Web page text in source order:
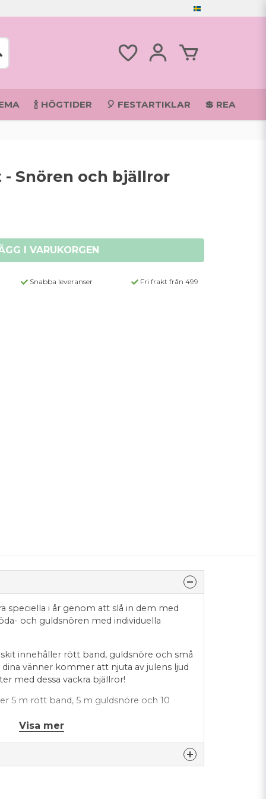
🍾 HÖGTIDER 🎈 FESTARTIKLAR 💲 REA
Snören och bjällror
I VARUKORGEN
Snabba leveranser Fri frakt från 499
speciella i år genom att slå in dem med
och guldsnören med individuella
innehåller rött band, guldsnöre och små
vänner kommer att njuta av julens ljud
med dessa vackra bjällror!
5 m rött band, 5 m guldsnöre och 10
Visa mer
produkten...